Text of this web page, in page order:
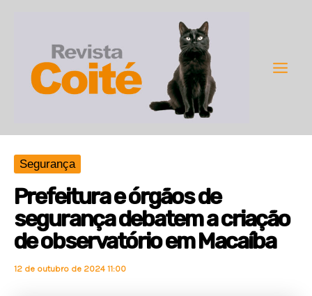
conteúdo
Segurança
Prefeitura e órgãos de
segurança debatem a criação
de observatório em Macaíba
12 de outubro de 2024 11:00